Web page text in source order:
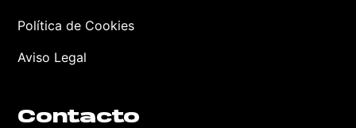
Política de Cookies
Aviso Legal
Contacto